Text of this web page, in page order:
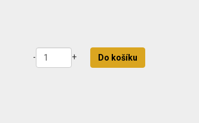
- + Do košíku